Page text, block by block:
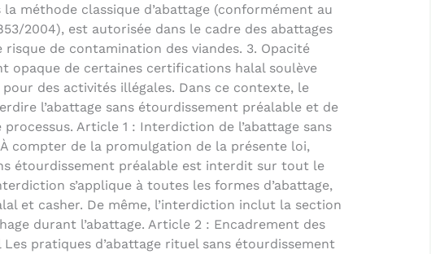
méthode classique d’abattage (conformément au
2004), est autorisée dans le cadre des abattages
de contamination des viandes. 3. Opacité
opaque de certaines certifications halal soulève
des activités illégales. Dans ce contexte, le
l’abattage sans étourdissement préalable et de
Article 1 : Interdiction de l’abattage sans
compter de la promulgation de la présente loi,
étourdissement préalable est interdit sur tout le
s’applique à toutes les formes d’abattage,
et casher. De même, l’interdiction inclut la section
durant l’abattage. Article 2 : Encadrement des
pratiques d’abattage rituel sans étourdissement